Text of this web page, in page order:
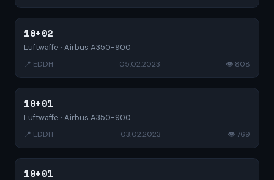
10+02
Luftwaffe · Airbus A350-900
📍 EDDH 05.02.2023 👁 808
10+01
Luftwaffe · Airbus A350-900
📍 EDDH 03.02.2023 👁 769
10+01